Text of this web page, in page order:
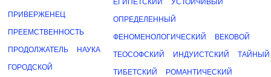
ПРИВЕРЖЕНЕЦ
ПРЕЕМСТВЕННОСТЬ
ПРОДОЛЖАТЕЛЬ НАУКА
ГОРОДСКОЙ
ЕГИПЕТСКИЙ УСТОЙЧИВЫЙ
ОПРЕДЕЛЕННЫЙ
ФЕНОМЕНОЛОГИЧЕСКИЙ ВЕКОВОЙ
ТЕОСОФСКИЙ ИНДУИСТСКИЙ ТАЙНЫЙ
ТИБЕТСКИЙ РОМАНТИЧЕСКИЙ